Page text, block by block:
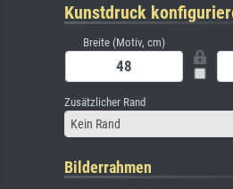
Kunstdruck
Breite (Motiv, cm)
Zusätzlicher Rand
Kein Rand
Bilderrahmen